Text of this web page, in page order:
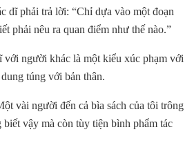
dĩ phải trả lời: “Chỉ dựa vào một đoạn
phải nêu ra quan điểm như thế nào.”
với người khác là một kiểu xúc phạm với
túng với bản thân.
vài người đến cả bìa sách của tôi trông
vậy mà còn tùy tiện bình phẩm tác